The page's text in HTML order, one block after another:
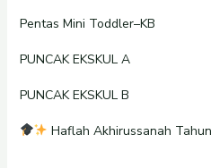
Pentas Mini Toddler–KB
PUNCAK EKSKUL A
PUNCAK EKSKUL B
Haflah Akhirussanah